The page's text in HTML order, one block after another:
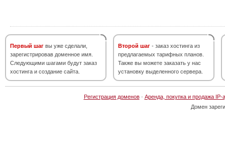
Первый шаг вы уже сделали,
зарегистрировав доменное имя.
Следующими шагами будут заказ
хостинга и создание сайта.
Второй шаг - заказ хостинга из
предлагаемых тарифных планов.
Также вы можете заказать у нас
установку выделенного сервера.
Регистрация доменов· Аренда, покупка и продажа IP-
Домен